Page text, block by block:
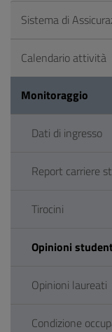
Sistema di
Calendario attività
Monitoraggio
Dati di ingresso
Report carriere
Tirocini
Opinioni
Opinioni laureati
Condizione